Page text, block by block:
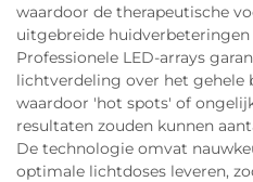
waardoor de therapeutische
uitgebreide
Professionele LED-arrays
lichtverdeling over het gehele
waardoor 'hot spots' of
resultaten zouden kunnen
De technologie omvat
optimale lichtdoses leveren,